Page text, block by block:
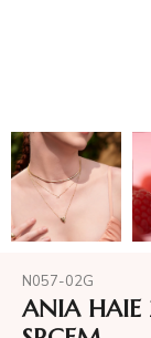
N057-02G
ANIA HAIE